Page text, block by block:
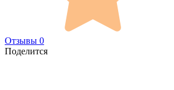
Отзывы 0
Поделится